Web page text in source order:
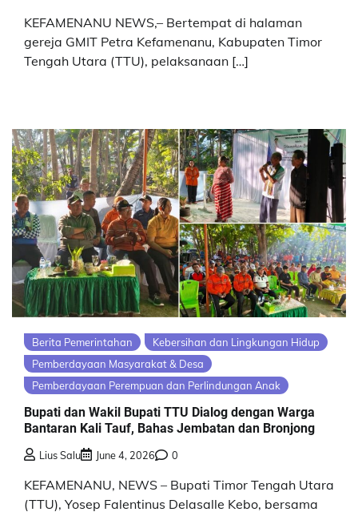
KEFAMENANU NEWS,– Bertempat di halaman
gereja GMIT Petra Kefamenanu, Kabupaten Timor
Tengah Utara (TTU), pelaksanaan […]
Berita Pemerintahan
Kebersihan dan Lingkungan Hidup
Pemberdayaan Masyarakat & Desa
Pemberdayaan Perempuan dan Perlindungan Anak
Bupati dan Wakil Bupati TTU Dialog dengan Warga
Bantaran Kali Tauf, Bahas Jembatan dan Bronjong
Lius Salu June 4, 2026 0
KEFAMENANU, NEWS – Bupati Timor Tengah Utara
(TTU), Yosep Falentinus Delasalle Kebo, bersama